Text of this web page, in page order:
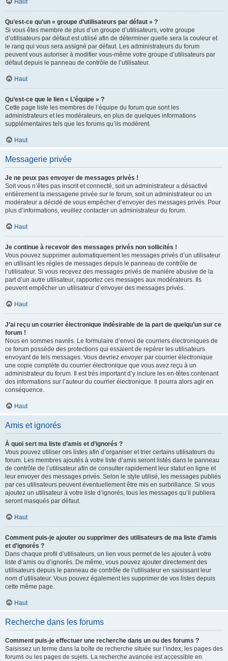
Haut
Qu’est-ce qu’un « groupe d’utilisateurs par défaut » ?
Si vous êtes membre de plus d’un groupe d’utilisateurs, votre groupe
d’utilisateurs par défaut est utilisé afin de déterminer quelle sera la couleur et
le rang qui vous sera assigné par défaut. Les administrateurs du forum
peuvent vous autoriser à modifier vous-même votre groupe d’utilisateurs par
défaut depuis le panneau de contrôle de l’utilisateur.
Haut
Qu’est-ce que le lien « L’équipe » ?
Cette page liste les membres de l’équipe du forum que sont les
administrateurs et les modérateurs, en plus de quelques informations
supplémentaires tels que les forums qu’ils modèrent.
Haut
Messagerie privée
Je ne peux pas envoyer de messages privés !
Soit vous n’êtes pas inscrit et connecté, soit un administrateur a désactivé
entièrement la messagerie privée sur le forum, soit un administrateur ou un
modérateur a décidé de vous empêcher d’envoyer des messages privés. Pour
plus d’informations, veuillez contacter un administrateur du forum.
Haut
Je continue à recevoir des messages privés non sollicités !
Vous pouvez supprimer automatiquement les messages privés d’un utilisateur
en utilisant les règles de messages depuis le panneau de contrôle de
l’utilisateur. Si vous recevez des messages privés de manière abusive de la
part d’un autre utilisateur, rapportez ces messages aux modérateurs. Ils
peuvent empêcher un utilisateur d’envoyer des messages privés.
Haut
J’ai reçu un courrier électronique indésirable de la part de quelqu’un sur ce
forum !
Nous en sommes navrés. Le formulaire d’envoi de courriers électroniques de
ce forum possède des protections qui essaient de repérer les utilisateurs
envoyant de tels messages. Vous devriez envoyer par courrier électronique
une copie complète du courrier électronique que vous avez reçu à un
administrateur du forum. Il est très important d’y inclure les en-têtes contenant
des informations sur l’auteur du courrier électronique. Il pourra alors agir en
conséquence.
Haut
Amis et ignorés
À quoi sert ma liste d’amis et d’ignorés ?
Vous pouvez utiliser ces listes afin d’organiser et trier certains utilisateurs du
forum. Les membres ajoutés à votre liste d’amis seront listés dans le panneau
de contrôle de l’utilisateur afin de consulter rapidement leur statut en ligne et
leur envoyer des messages privés. Selon le style utilisé, les messages publiés
par ces utilisateurs peuvent éventuellement être mis en surbrillance. Si vous
ajoutez un utilisateur à votre liste d’ignorés, tous les messages qu’il publiera
seront masqués par défaut.
Haut
Comment puis-je ajouter ou supprimer des utilisateurs de ma liste d’amis
et d’ignorés ?
Dans chaque profil d’utilisateurs, un lien vous permet de les ajouter à votre
liste d’amis ou d’ignorés. De même, vous pouvez ajouter directement des
utilisateurs depuis le panneau de contrôle de l’utilisateur en saisissant leur
nom d’utilisateur. Vous pouvez également les supprimer de vos listes depuis
cette même page.
Haut
Recherche dans les forums
Comment puis-je effectuer une recherche dans un ou des forums ?
Saisissez un terme dans la boîte de recherche située sur l’index, les pages des
forums ou les pages de sujets. La recherche avancée est accessible en